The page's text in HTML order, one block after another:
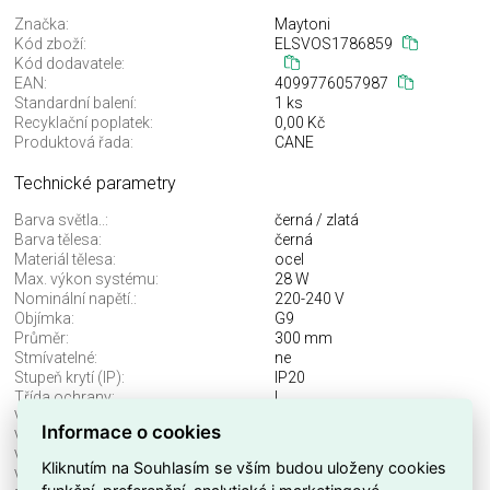
Značka:
Maytoni
Kód zboží:
ELSVOS1786859
Kód dodavatele:
EAN:
4099776057987
Standardní balení:
1 ks
Recyklační poplatek:
0,00 Kč
Produktová řada:
CANE
Technické parametry
Barva světla..:
černá / zlatá
Barva tělesa:
černá
Materiál tělesa:
ocel
Max. výkon systému:
28 W
Nominální napětí.:
220-240 V
Objímka:
G9
Průměr:
300 mm
Stmívatelné:
ne
Stupeň krytí (IP):
IP20
Třída ochrany:
I
Včetně svět. zdroje:
Vhodné pro počet svět. zdrojů:
Vhodné pro výkon světel. zdroje:
Výška/hloubka:
3450 mm
Informace o cookies
Kliknutím na Souhlasím se vším budou uloženy cookies